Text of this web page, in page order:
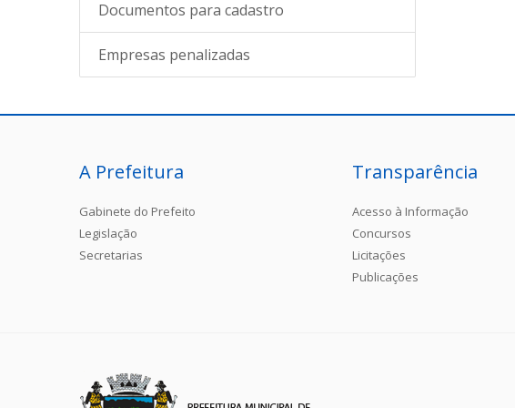
Documentos para cadastro
Empresas penalizadas
A Prefeitura
Gabinete do Prefeito
Legislação
Secretarias
Transparência
Acesso à Informação
Concursos
Licitações
Publicações